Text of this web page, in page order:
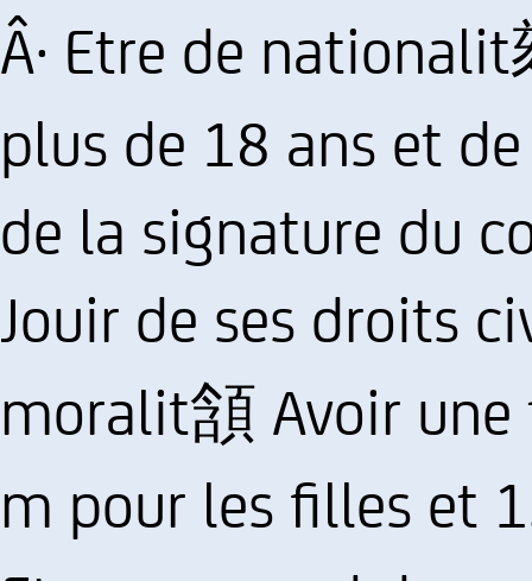
Â· Etre de
plus de 18 ans et
de la signature du
Jouir de ses droits
moralit頷 Avoir
m pour les filles et